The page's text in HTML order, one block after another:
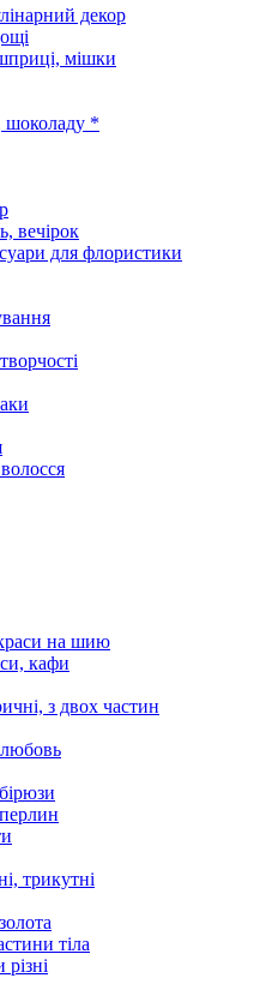
декор
мішки
шоколаду *
вечірок
для флористики
на шию
кафи
з двох частин
перлин
трикутні
тіла